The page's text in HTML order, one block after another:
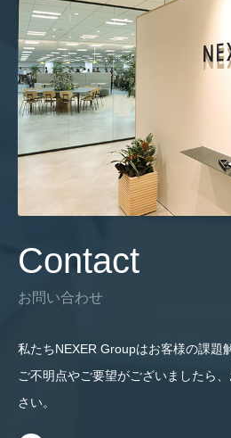
Contact
お問い合わせ
私たちNEXER Groupはお客様の課題
ご不明点やご要望がございましたら
さい。